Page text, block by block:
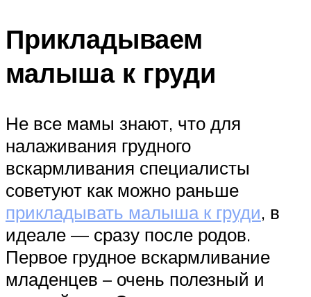
Прикладываем
малыша к груди
Не все мамы знают, что для
налаживания грудного
вскармливания специалисты
советуют как можно раньше
прикладывать малыша к груди, в
идеале — сразу после родов.
Первое грудное вскармливание
младенцев – очень полезный и